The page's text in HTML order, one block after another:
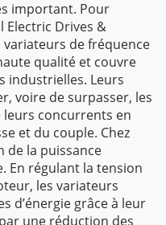
important. Pour
Electric Drives &
variateurs de fréquence
qualité et couvre
industrielles. Leurs
voire de surpasser, les
leurs concurrents en
et du couple. Chez
de la puissance
En régulant la tension
les variateurs
d’énergie grâce à leur
une réduction des